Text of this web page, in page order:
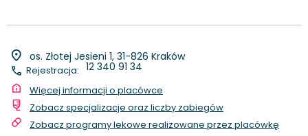
os. Złotej Jesieni 1, 31-826 Kraków
Rejestracja: 12 340 91 34
Więcej informacji o placówce
Zobacz specjalizacje oraz liczby zabiegów
Zobacz programy lekowe realizowane przez placówkę